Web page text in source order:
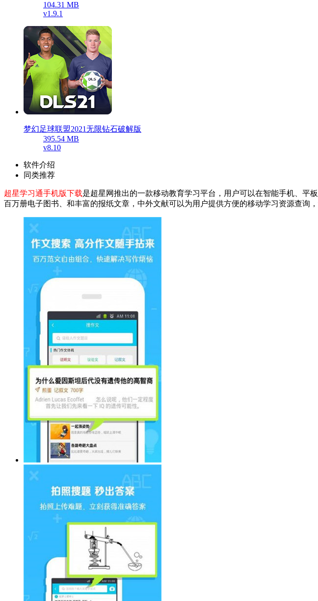
104.31 MB
v1.9.1
梦幻足球联盟2021无限钻石破解版
395.54 MB
v8.10
软件介绍
同类推荐
超星学习通手机版下载是超星网推出的一款移动教育学习平台，用户可以在智能手机、平
百万册电子图书、和丰富的报纸文章，中外文献可以为用户提供方便的移动学习资源查询